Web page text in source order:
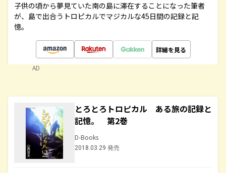
子供の頃から夢見ていた南の島に滞在することになった筆者
が、島で出合うトロピカルでマジカルな45日間の記録と記
憶。
詳細を見る
AD
とろとろトロピカル ある旅の記録と
記憶。 第2巻
D-Books
2018.03.29 発売